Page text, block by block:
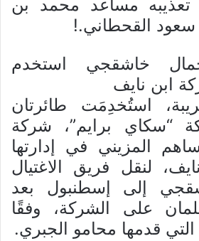
تعذيبه مساعد محمد بن
القحطاني.!
خاشقجي استخدم
ابن نايف
استُخدِمَت طائرتان
“سكاي برايم”، شركة
المزيني في إدارتها
لنقل فريق الاغتيال
إلى إسطنبول بعد
على الشركة، وفقًا
التي قدمها محامو الجبري.